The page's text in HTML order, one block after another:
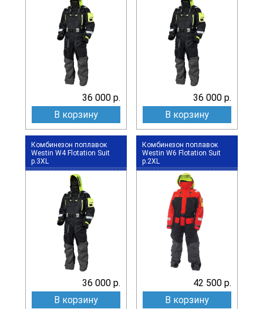
36 000 р.
В корзину
36 000 р.
В корзину
Комбинезон поплавок
Westin W4 Flotation Suit
р.3XL
36 000 р.
В корзину
Комбинезон поплавок
Westin W6 Flotation Suit
р.2XL
42 500 р.
В корзину